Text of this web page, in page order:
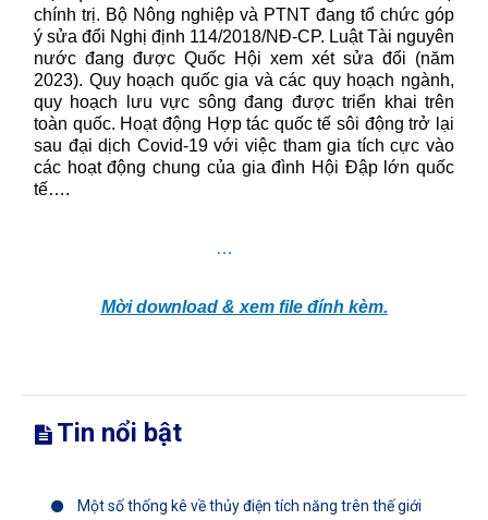
chính trị. Bộ Nông nghiệp và PTNT đang tổ chức góp
ý sửa đổi Nghị định 114/2018/NĐ-CP. Luật Tài nguyên
nước đang được Quốc Hội xem xét sửa đổi (năm
2023). Quy hoạch quốc gia và các quy hoạch ngành,
quy hoạch lưu vực sông đang được triển khai trên
toàn quốc. Hoạt động Hợp tác quốc tế sôi động trở lại
sau đại dịch Covid-19 với việc tham gia tích cực vào
các hoạt động chung của gia đình Hội Đập lớn quốc
tế….
…
Mời download & xem file đính kèm.
Tin nổi bật
Một số thống kê về thủy điện tích năng trên thế giới